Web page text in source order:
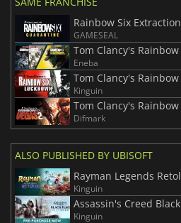
Rainbow Six Extraction
GAMESEAL
Eneba
Tom Clancy's
Kinguin
Tom Clancy's Rainbow
Difmark
ALSO PUBLISHED BY UBISOFT
Rayman Legends
Kinguin
Assassin's Creed
Kinguin